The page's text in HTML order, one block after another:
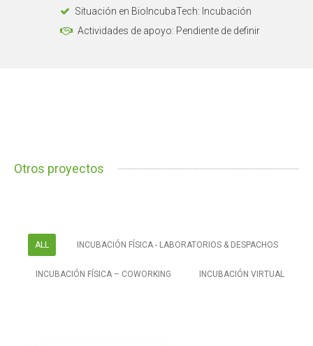
Situación en BioIncubaTech: Incubación
Actividades de apoyo: Pendiente de definir
Otros proyectos
ALL INCUBACIÓN FÍSICA - LABORATORIOS & DESPACHOS
INCUBACIÓN FÍSICA – COWORKING INCUBACIÓN VIRTUAL